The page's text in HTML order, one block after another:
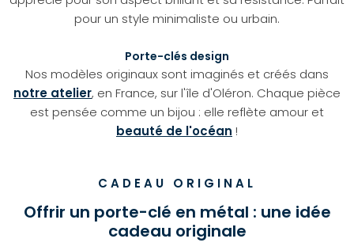
pour un style minimaliste ou urbain.
Porte-clés design
Nos modèles originaux sont imaginés et créés dans
notre atelier, en France, sur l'île d'Oléron. Chaque pièce
est pensée comme un bijou : elle reflète amour et
beauté de l'océan !
CADEAU ORIGINAL
Offrir un porte-clé en métal : une idée
cadeau originale